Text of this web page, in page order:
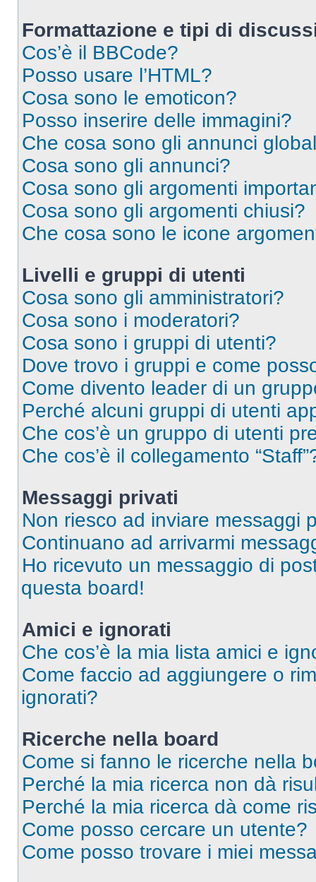
Formattazione e tipi di
Cos’è il BBCode?
Posso usare l’HTML?
Cosa sono le emoticon?
Posso inserire delle immagini?
Che cosa sono gli annunci
Cosa sono gli annunci?
Cosa sono gli argomenti
Cosa sono gli argomenti chiusi?
Che cosa sono le icone
Livelli e gruppi di utenti
Cosa sono gli amministratori?
Cosa sono i moderatori?
Cosa sono i gruppi di utenti?
Dove trovo i gruppi e come
Come divento leader di un
Perché alcuni gruppi di utenti
Che cos’è un gruppo di utenti
Che cos’è il collegamento
Messaggi privati
Non riesco ad inviare messaggi
Continuano ad arrivarmi
Ho ricevuto un messaggio di
questa board!
Amici e ignorati
Che cos’è la mia lista amici e
Come faccio ad aggiungere o
ignorati?
Ricerche nella board
Come si fanno le ricerche nella
Perché la mia ricerca non dà
Perché la mia ricerca dà come
Come posso cercare un utente?
Come posso trovare i miei